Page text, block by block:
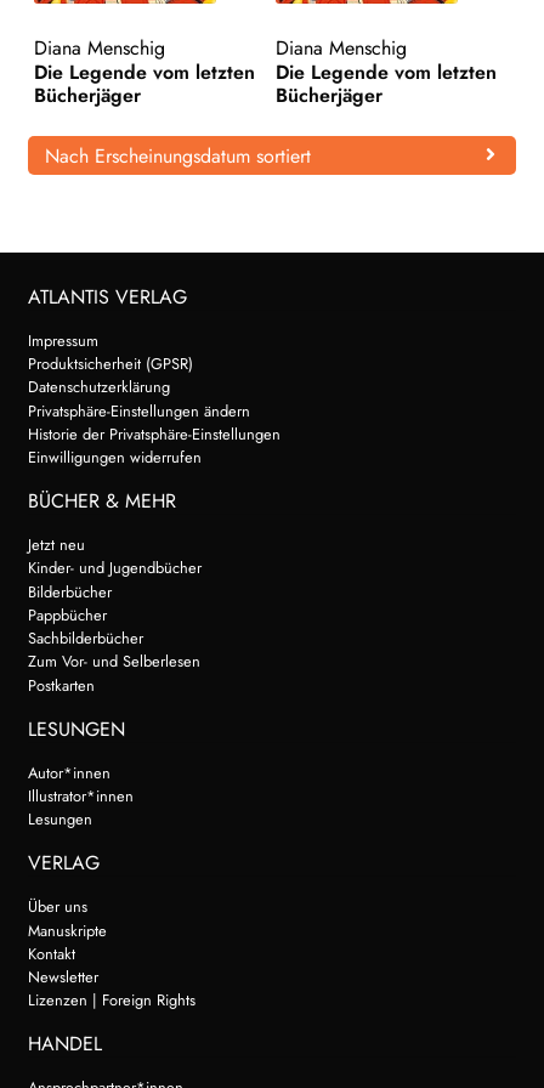
WEITERE VERLAGE
Search:
Diana Menschig
Die Legende vom letzten
Bücherjäger
Diana Menschig
Die Legende vom letzten
Bücherjäger
Nach Erscheinungsdatum sortiert
ATLANTIS VERLAG
Impressum
Produktsicherheit (GPSR)
Datenschutzerklärung
Privatsphäre-Einstellungen ändern
Historie der Privatsphäre-Einstellungen
Einwilligungen widerrufen
BÜCHER & MEHR
Jetzt neu
Kinder- und Jugendbücher
Bilderbücher
Pappbücher
Sachbilderbücher
Zum Vor- und Selberlesen
Postkarten
LESUNGEN
Autor*innen
Illustrator*innen
Lesungen
VERLAG
Über uns
Manuskripte
Kontakt
Newsletter
Lizenzen | Foreign Rights
HANDEL